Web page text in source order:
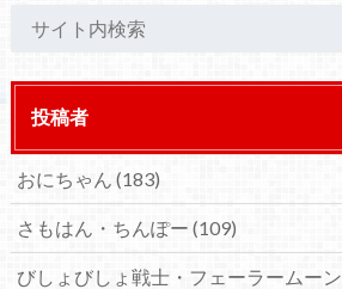
投稿者
おにちゃん (183)
さもはん・ちんぽー (109)
びしょびしょ戦士・フェーラームーン